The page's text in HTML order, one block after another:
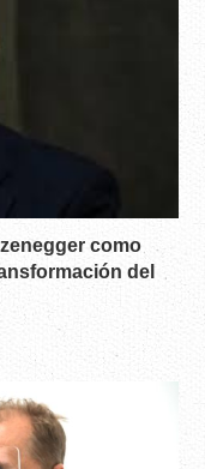
como
del